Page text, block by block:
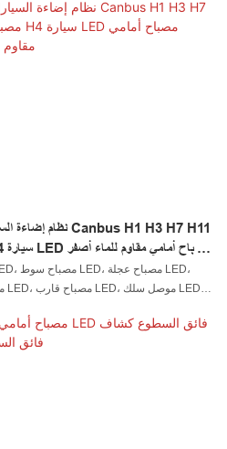
على ذلك، يتميز بمظهر فريد تم تصميمه
مبتكرين ويتم التحكم فيه بواسطة مفتشي